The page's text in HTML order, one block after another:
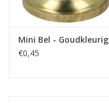
Mini Bel - Goudkleurig
€0,45